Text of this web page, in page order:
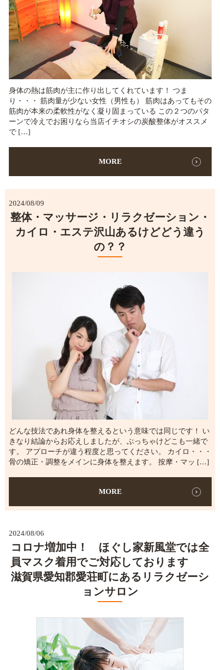
身体の熱は筋肉が主に作り出してくれています！ つま
り・・・ 筋肉量が少ない女性（男性も） 筋肉はあってもその
筋肉が本来の柔軟性がなく凝り固まっている この２つのパタ
ーンで冷えでお困りなら当店イチオシの炭酸整体がオススメ
で […]
MORE
2024/08/09
整体・マッサージ・リラクゼーション・
カイロ・エステ沢山あるけどどう違う
の？？
どんな技法であれ身体を整えるという意味では同じです！ い
きなり結論からお応えしましたが、ぶっちゃけどこも一緒で
す。 アプローチが違う程度と思ってください。 カイロ・・・
骨の矯正・調整をメインに身体を整えます。 按摩・マッ […]
MORE
2024/08/06
コロナ増加中！ ほぐし家新風堂では全
員マスク着用でご対応しております
滋賀県愛知郡愛荘町にあるリラクゼーシ
ョンサロン